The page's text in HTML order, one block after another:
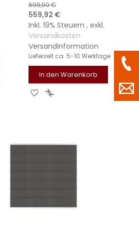
699,90 €
Sonderangebot
559,92 €
Inkl. 19% Steuern,exkl.
Versandkosten
Versandinformation
Lieferzeit ca. 5-10 Werktage
In den Warenkorb
ZURZUR